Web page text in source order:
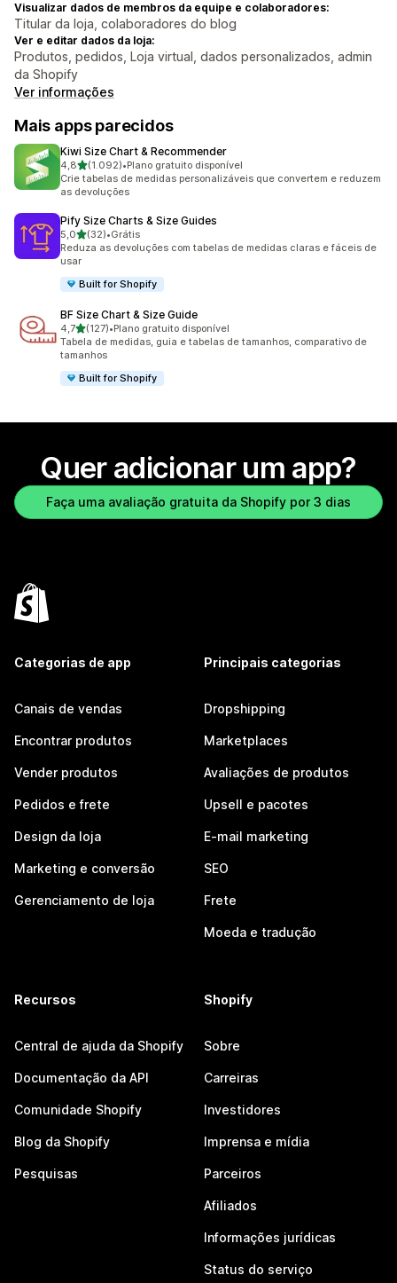
Visualizar dados de membros da equipe e colaboradores:
Titular da loja, colaboradores do blog
Ver e editar dados da loja:
Produtos, pedidos, Loja virtual, dados personalizados, admin
da Shopify
Ver informações
Mais apps parecidos
Kiwi Size Chart & Recommender
4,8de 5 estrelas
(1.092)
1092 avaliações ao todo
•Plano gratuito disponível
Crie tabelas de medidas personalizáveis que convertem e reduzem
as devoluções
Pify Size Charts & Size Guides
5,0de 5 estrelas
(32)
32 avaliações ao todo
•Grátis
Reduza as devoluções com tabelas de medidas claras e fáceis de
usar
Built for Shopify
BF Size Chart & Size Guide
4,7de 5 estrelas
(127)
127 avaliações ao todo
•Plano gratuito disponível
Tabela de medidas, guia e tabelas de tamanhos, comparativo de
tamanhos
Built for Shopify
Quer adicionar um app?
Faça uma avaliação gratuita da Shopify por 3 dias
Categorias de app
Canais de vendas
Encontrar produtos
Vender produtos
Pedidos e frete
Design da loja
Marketing e conversão
Gerenciamento de loja
Principais categorias
Dropshipping
Marketplaces
Avaliações de produtos
Upsell e pacotes
E-mail marketing
SEO
Frete
Moeda e tradução
Recursos
Central de ajuda da Shopify
Documentação da API
Comunidade Shopify
Blog da Shopify
Pesquisas
Shopify
Sobre
Carreiras
Investidores
Imprensa e mídia
Parceiros
Afiliados
Informações jurídicas
Status do serviço